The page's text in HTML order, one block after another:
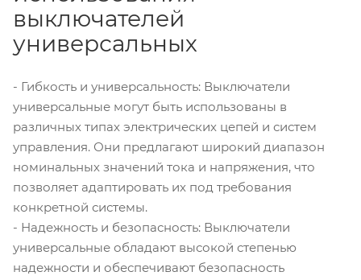
выключателей
универсальных
- Гибкость и универсальность: Выключатели
универсальные могут быть использованы в
различных типах электрических цепей и систем
управления. Они предлагают широкий диапазон
номинальных значений тока и напряжения, что
позволяет адаптировать их под требования
конкретной системы.
- Надежность и безопасность: Выключатели
универсальные обладают высокой степенью
надежности и обеспечивают безопасность